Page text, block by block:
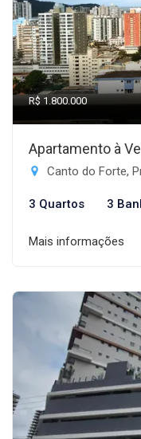
R$ 1.800.000
Apartamento à
Canto do Forte,
3 Quartos 3
Mais informações